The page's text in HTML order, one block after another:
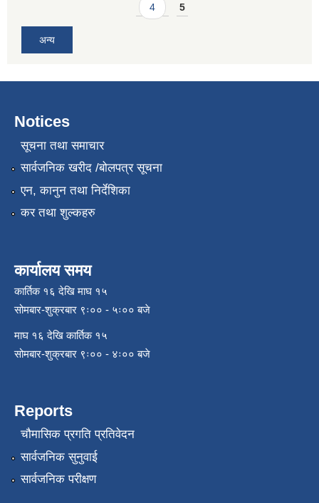
4 5
अन्य
Notices
सूचना तथा समाचार
सार्वजनिक खरीद /बोलपत्र सूचना
एन, कानुन तथा निर्देशिका
कर तथा शुल्कहरु
कार्यालय समय
कार्तिक १६ देखि माघ १५
सोमबार-शुक्रबार ९ः०० - ५ः०० बजे
माघ १६ देखि कार्तिक १५
सोमबार-शुक्रबार ९ः०० - ४ः०० बजे
Reports
चौमासिक प्रगति प्रतिवेदन
सार्वजनिक सुनुवाई
सार्वजनिक परीक्षण